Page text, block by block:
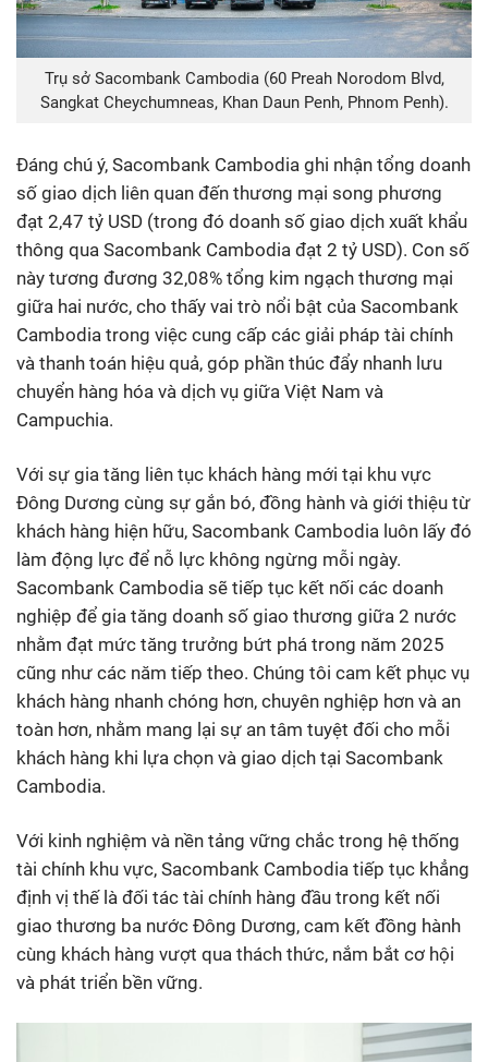
Trụ sở Sacombank Cambodia (60 Preah Norodom Blvd,
Sangkat Cheychumneas, Khan Daun Penh, Phnom Penh).
Đáng chú ý, Sacombank Cambodia ghi nhận tổng doanh
số giao dịch liên quan đến thương mại song phương
đạt 2,47 tỷ USD (trong đó doanh số giao dịch xuất khẩu
thông qua Sacombank Cambodia đạt 2 tỷ USD). Con số
này tương đương 32,08% tổng kim ngạch thương mại
giữa hai nước, cho thấy vai trò nổi bật của Sacombank
Cambodia trong việc cung cấp các giải pháp tài chính
và thanh toán hiệu quả, góp phần thúc đẩy nhanh lưu
chuyển hàng hóa và dịch vụ giữa Việt Nam và
Campuchia.
Với sự gia tăng liên tục khách hàng mới tại khu vực
Đông Dương cùng sự gắn bó, đồng hành và giới thiệu từ
khách hàng hiện hữu, Sacombank Cambodia luôn lấy đó
làm động lực để nỗ lực không ngừng mỗi ngày.
Sacombank Cambodia sẽ tiếp tục kết nối các doanh
nghiệp để gia tăng doanh số giao thương giữa 2 nước
nhằm đạt mức tăng trưởng bứt phá trong năm 2025
cũng như các năm tiếp theo. Chúng tôi cam kết phục vụ
khách hàng nhanh chóng hơn, chuyên nghiệp hơn và an
toàn hơn, nhằm mang lại sự an tâm tuyệt đối cho mỗi
khách hàng khi lựa chọn và giao dịch tại Sacombank
Cambodia.
Với kinh nghiệm và nền tảng vững chắc trong hệ thống
tài chính khu vực, Sacombank Cambodia tiếp tục khẳng
định vị thế là đối tác tài chính hàng đầu trong kết nối
giao thương ba nước Đông Dương, cam kết đồng hành
cùng khách hàng vượt qua thách thức, nắm bắt cơ hội
và phát triển bền vững.